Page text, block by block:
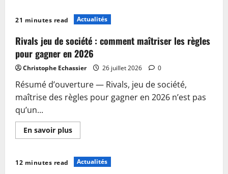
À
Sète,
mer
et
rues,
des
milliers
de
visiteurs
en
pèlerinage
sur
du
tournage
de…
21 minutes read Actualités
Rivals jeu de société : comment maîtriser les règles
pour gagner en 2026
Christophe Echassier 26 juillet 2026 0
Résumé d’ouverture — Rivals, jeu de société,
maîtrise des règles pour gagner en 2026 n’est pas
qu’un...
En savoir plusEn
savoir
Rivals
jeu
12 minutes read Actualités